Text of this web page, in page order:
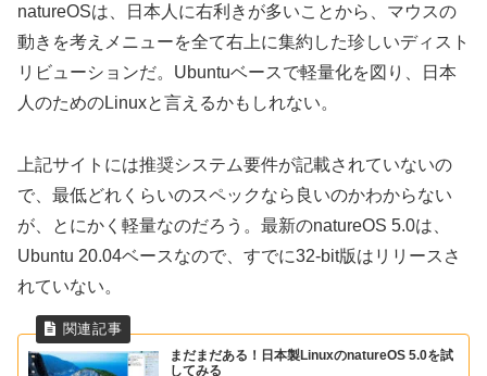
natureOSは、日本人に右利きが多いことから、マウスの
動きを考えメニューを全て右上に集約した珍しいディスト
リビューションだ。Ubuntuベースで軽量化を図り、日本
人のためのLinuxと言えるかもしれない。
上記サイトには推奨システム要件が記載されていないの
で、最低どれくらいのスペックなら良いのかわからない
が、とにかく軽量なのだろう。最新のnatureOS 5.0は、
Ubuntu 20.04ベースなので、すでに32-bit版はリリースさ
れていない。
まだまだある！日本製LinuxのnatureOS 5.0を試
してみる